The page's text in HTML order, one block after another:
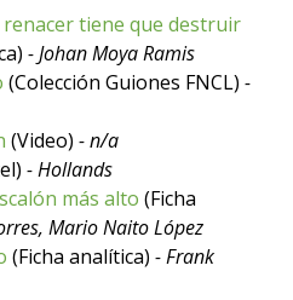
tiene que destruir
- Johan Moya Ramis
(Colección Guiones FNCL) -
(Video) - n/a
- Hollands
más alto (Ficha
Mario Naito López
(Ficha analítica) - Frank